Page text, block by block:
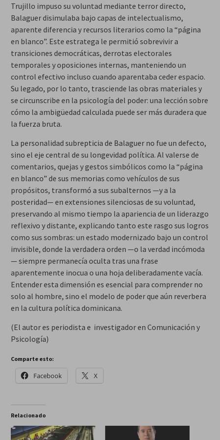
Trujillo impuso su voluntad mediante terror directo,
Balaguer disimulaba bajo capas de intelectualismo,
aparente diferencia y recursos literarios como la “página
en blanco”. Este estratega le permitió sobrevivir a
transiciones democráticas, derrotas electorales
temporales y oposiciones internas, manteniendo un
control efectivo incluso cuando aparentaba ceder espacio.
Su legado, por lo tanto, trasciende las obras materiales y
se circunscribe en la psicología del poder: una lección sobre
cómo la ambigüedad calculada puede ser más duradera que
la fuerza bruta.
La personalidad subrepticia de Balaguer no fue un defecto,
sino el eje central de su longevidad política. Al valerse de
comentarios, quejas y gestos simbólicos como la “página
en blanco” de sus memorias como vehículos de sus
propósitos, transformó a sus subalternos —y a la
posteridad— en extensiones silenciosas de su voluntad,
preservando al mismo tiempo la apariencia de un liderazgo
reflexivo y distante, explicando tanto este rasgo sus logros
como sus sombras: un estado modernizado bajo un control
invisible, donde la verdadera orden —o la verdad incómoda
— siempre permanecía oculta tras una frase
aparentemente inocua o una hoja deliberadamente vacía.
Entender esta dimensión es esencial para comprender no
solo al hombre, sino el modelo de poder que aún reverbera
en la cultura política dominicana.
(El autor es periodista e investigador en Comunicación y
Psicología)
Comparte esto:
Facebook X
Relacionado